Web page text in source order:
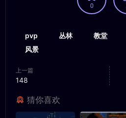
0
pvp 丛林 教堂
风景
上一篇
148
猜你喜欢